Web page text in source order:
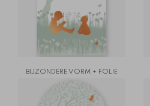
BIJZONDERE VORM + FOLIE